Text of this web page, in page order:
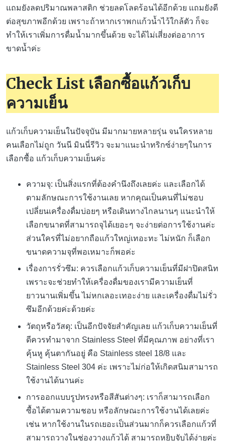
แถมยังลดปริมาณพลาสติก ช่วยลดโลดร้อนได้อีกด้วย แถมยังดี
ต่อสุขภาพอีกด้วย เพราะถ้าหากเราพกแก้วน้ำไว้ใกล้ตัว ก็จะ
ทำให้เราเพิ่มการดื่มน้ำมากขึ้นด้วย จะได้ไม่เสี่ยงต่ออาการ
ขาดน้ำค่ะ
Check List เลือกซื้อแก้วเก็บ
ความเย็น
แก้วเก็บความเย็นในปัจจุบัน มีมากมายหลายรุ่น จนใครหลาย
คนเลือกไม่ถูก วันนี มินนี่รีวิว จะมาแนะนำทริกซ์ง่ายๆในการ
เลือกซื้อ แก้วเก็บความเย็นค่ะ
ความจุ: เป็นสิ่งแรกที่ต้องคำนึงถึงเลยค่ะ และเลือกได้
ตามลักษณะการใช้งานเลย หากคุณเป็นคนที่ไม่ชอบ
เปลี่ยนเครื่องดื่มบ่อยๆ หรือเดินทางไกลนานๆ แนะนำให้
เลือกขนาดที่สามารถจุได้เยอะๆ จะง่ายต่อการใช้งานค่ะ
ส่วนใครที่ไม่อยากถือแก้วใหญ่เทอะทะ ไม่หนัก ก็เลือก
ขนาดความจุที่พอเหมาะก็พอค่ะ
เรื่องการรั่วซึม: ควรเลือกแก้วเก็บความเย็นที่มีฝาปิดสนิท
เพราะจะช่วยทำให้เครื่องดื่มของเรามีความเย็นที่
ยาวนานเพิ่มขึ้น ไม่หกเลอะเทอะง่าย และเครื่องดื่มไม่รั่ว
ซึมอีกด้วยค่ะด้วยค่ะ
วัตถุหรือวัสดุ: เป็นอีกปัจจัยสำคัญเลย แก้วเก็บความเย็นที่
ดีควรทำมาจาก Stainless Steel ที่มีคุณภาพ อย่างที่เรา
คุ้นหู คุ้นตากันอยู่ คือ Stainless steel 18/8 และ
Stainless Steel 304 ค่ะ เพราะไม่ก่อให้เกิดสนิมสามารถ
ใช้งานได้นานค่ะ
การออกแบบรูปทรงหรือสีสันต่างๆ: เราก็สามารถเลือก
ซื้อได้ตามความชอบ หรือลักษณะการใช้งานได้เลยค่ะ
เช่น หากใช้งานในรถเยอะเป็นส่วนมากก็ควรเลือกแก้วที่
สามารถวางในช่องวางแก้วได้ สามารถหยิบจับได้ง่ายค่ะ